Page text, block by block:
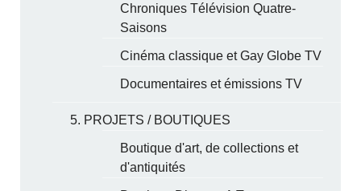
Chroniques Télévision Quatre-
Saisons
Cinéma classique et Gay Globe TV
Documentaires et émissions TV
5. PROJETS / BOUTIQUES
Boutique d'art, de collections et
d'antiquités